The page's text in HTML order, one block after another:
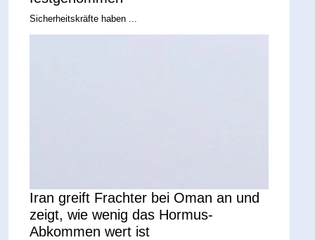
Sicherheitskräfte haben ...
Iran greift Frachter bei Oman an und
zeigt, wie wenig das Hormus-
Abkommen wert ist